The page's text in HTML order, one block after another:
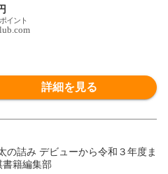
詳細を見る
の詰み デビューから令和３年度ま
書籍編集部